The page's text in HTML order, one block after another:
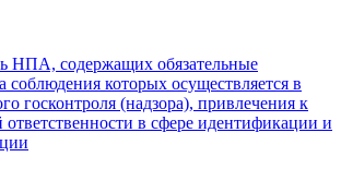
НПА, содержащих обязательные
соблюдения которых осуществляется в
госконтроля (надзора), привлечения к
в сфере идентификации и